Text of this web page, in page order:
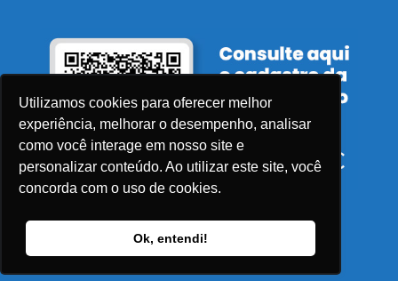
Utilizamos cookies para oferecer melhor
experiência, melhorar o desempenho, analisar
como você interage em nosso site e
personalizar conteúdo. Ao utilizar este site, você
concorda com o uso de cookies.
Ok, entendi!